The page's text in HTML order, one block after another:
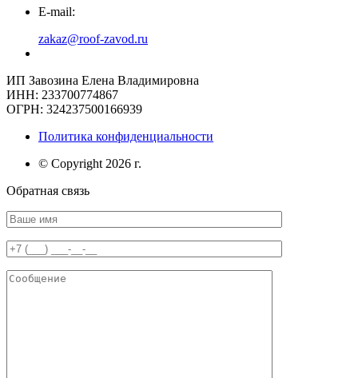
E-mail:
zakaz@roof-zavod.ru
ИП Завозина Елена Владимировна
ИНН: 233700774867
ОГРН: 324237500166939
Политика конфиденциальности
© Copyright 2026 г.
Обратная связь